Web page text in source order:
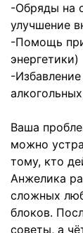
-Обряды на
улучшение
-Помощь
энергетики)
-
Ваша
можно
тому, кто
Анжелика
сложных
блоков.
советы, а